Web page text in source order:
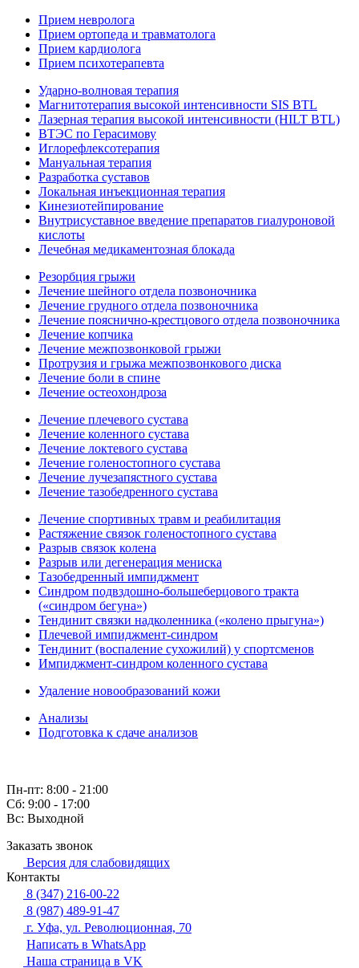
Прием невролога
Прием ортопеда и травматолога
Прием кардиолога
Прием психотерапевта
Ударно-волновая терапия
Магнитотерапия высокой интенсивности SIS BTL
Лазерная терапия высокой интенсивности (HILT BTL)
ВТЭС по Герасимову
Иглорефлексотерапия
Мануальная терапия
Разработка суставов
Локальная инъекционная терапия
Кинезиотейпирование
Внутрисуставное введение препаратов гиалуроновой
кислоты
Лечебная медикаментозная блокада
Резорбция грыжи
Лечение шейного отдела позвоночника
Лечение грудного отдела позвоночника
Лечение пояснично-крестцового отдела позвоночника
Лечение копчика
Лечение межпозвонковой грыжи
Протрузия и грыжа межпозвонкового диска
Лечение боли в спине
Лечение остеохондроза
Лечение плечевого сустава
Лечение коленного сустава
Лечение локтевого сустава
Лечение голеностопного сустава
Лечение лучезапястного сустава
Лечение тазобедренного сустава
Лечение спортивных травм и реабилитация
Растяжение связок голеностопного сустава
Разрыв связок колена
Разрыв или дегенерация мениска
Тазобедренный импиджмент
Синдром подвздошно-большеберцового тракта
(«синдром бегуна»)
Тендинит связки надколенника («колено прыгуна»)
Плечевой импиджмент-синдром
Тендинит (воспаление сухожилий) у спортсменов
Импиджмент-синдром коленного сустава
Удаление новообразований кожи
Анализы
Подготовка к сдаче анализов
Пн-пт: 8:00 - 21:00
Сб: 9:00 - 17:00
Вс: Выходной
Заказать звонок
Версия для слабовидящих
Контакты
8 (347) 216-00-22
8 (987) 489-91-47
г. Уфа, ул. Революционная, 70
Написать в WhatsApp
Наша страница в VK